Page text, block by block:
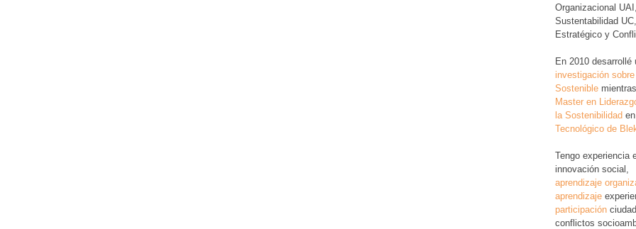
Organizacional
Sustentabilidad
Estratégico y
En 2010 desarrollé
investigación
Sostenible
Master en
la Sostenibilidad
Tecnológico de
Tengo experiencia
innovación social,
aprendizaje
aprendizaje
participación
conflictos